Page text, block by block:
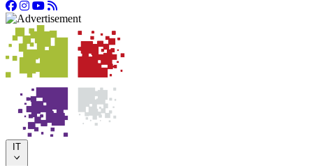
IT